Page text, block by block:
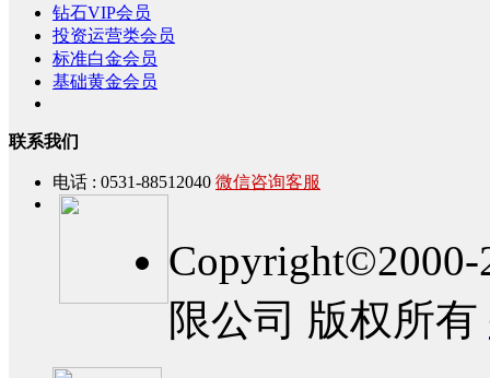
钻石VIP会员
投资运营类会员
标准白金会员
基础黄金会员
联系我们
电话 : 0531-88512040 微信咨询客服
限公司 版权所有